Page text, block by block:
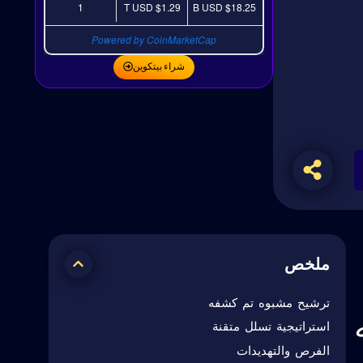
1 $1.29 T
USD $18.25 B
USD
Powered by CoinMarketCap
شراء بيتكوين
ملخص
ترشيح مشبوه تم كشفه
استراتيجية تسلل متقنة
الفرص والتهديدات